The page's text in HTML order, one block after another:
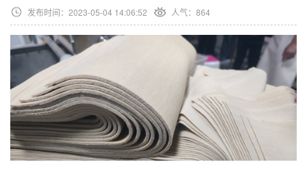
发布时间：2023-05-04 14:06:52 人气： 864